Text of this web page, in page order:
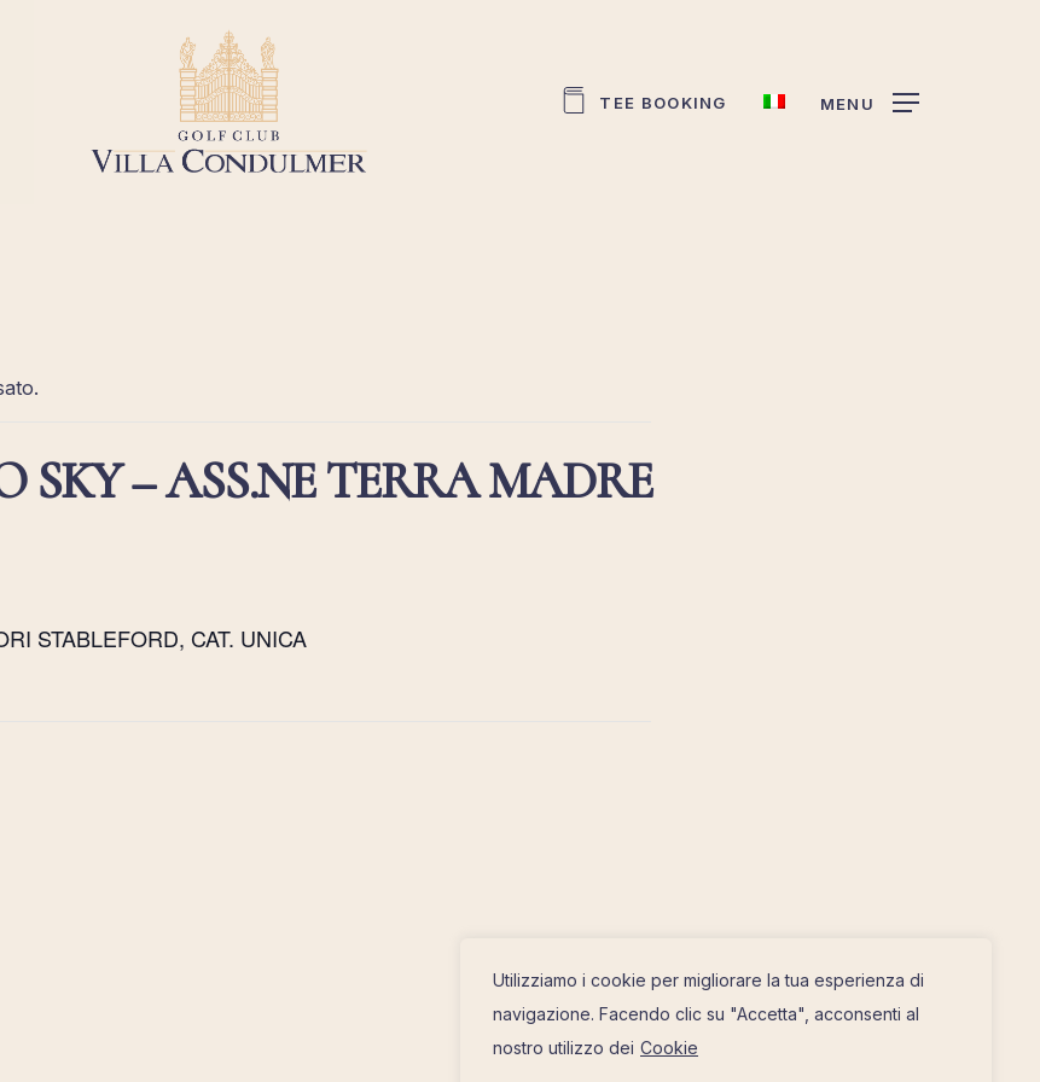
Utilizziamo i cookie per migliorare la tua esperienza di
navigazione. Facendo clic su "Accetta", acconsenti al
nostro utilizzo dei Cookie
TEE BOOKING MENU
SKY – ASS.NE TERRA MADRE
STABLEFORD, CAT. UNICA